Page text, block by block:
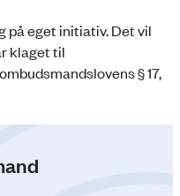
på eget initiativ. Det vil
klaget til
§ 17,